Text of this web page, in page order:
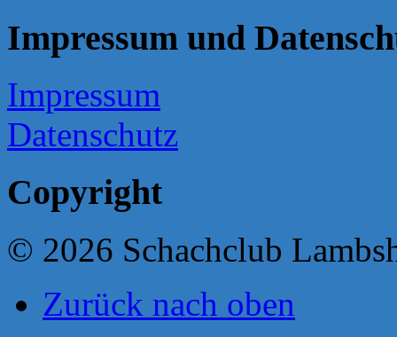
Impressum und
Impressum
Datenschutz
Copyright
© 2026 Schachclub
Zurück nach oben